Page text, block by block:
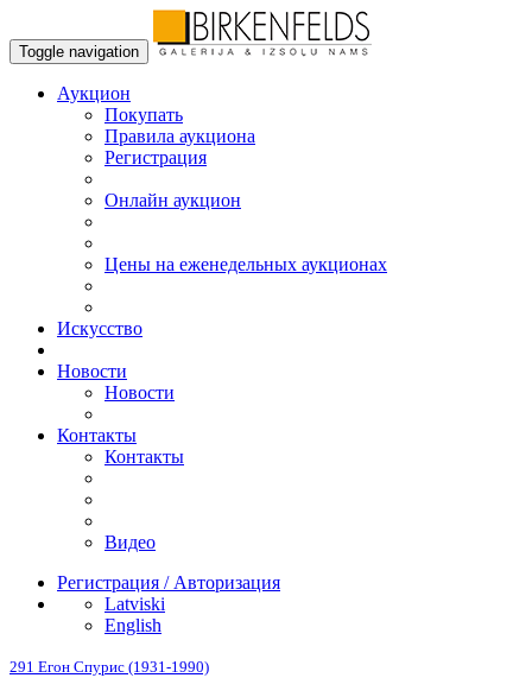
Toggle navigation
Аукцион
Пoкупать
Правила аукциона
Регистрация
Онлайн аукцион
Цены на еженедельных аукционах
Искусствo
Новости
Новости
Контакты
Контакты
Видео
Регистрация / Авторизация
Latviski
English
291 Егон Спурис (1931-1990)